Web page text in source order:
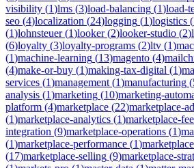
visibility (1)lms (3)load-balancing (1)load-
seo (4)localization (24)logging (1)logistics (
(1)lohnsteuer(1)looker(2)looker-studio (2)
(6)loyalty (3)loyalty-programs (2)ltv (1)
(1)machine-learning (13)magento (4)
(4)make-or-buy (1)making-tax-digital (1)
services (1)management (1)manufacturing (
analysis (1)marketing (10)marketing-
platform (4)marketplace (22)marketplace-
(1)marketplace-analytics (1)marketplace-
integration (9)marketplace-operations (1)
(1)marketplace-performance (1)
(17)marketplace-selling (9)marketplace-